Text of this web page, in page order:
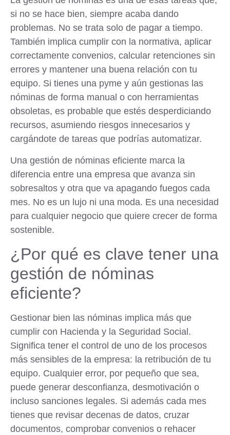
si no se hace bien, siempre acaba dando
problemas. No se trata solo de pagar a tiempo.
También implica cumplir con la normativa, aplicar
correctamente convenios, calcular retenciones sin
errores y mantener una buena relación con tu
equipo. Si tienes una pyme y aún gestionas las
nóminas de forma manual o con herramientas
obsoletas, es probable que estés desperdiciando
recursos, asumiendo riesgos innecesarios y
cargándote de tareas que podrías automatizar.
Una gestión de nóminas eficiente marca la
diferencia entre una empresa que avanza sin
sobresaltos y otra que va apagando fuegos cada
mes. No es un lujo ni una moda. Es una necesidad
para cualquier negocio que quiere crecer de forma
sostenible.
¿Por qué es clave tener una
gestión de nóminas
eficiente?
Gestionar bien las nóminas implica más que
cumplir con Hacienda y la Seguridad Social.
Significa tener el control de uno de los procesos
más sensibles de la empresa: la retribución de tu
equipo. Cualquier error, por pequeño que sea,
puede generar desconfianza, desmotivación o
incluso sanciones legales. Si además cada mes
tienes que revisar decenas de datos, cruzar
documentos, comprobar convenios o rehacer